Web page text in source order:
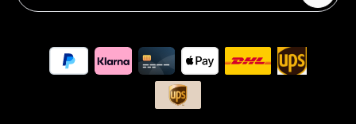
Ich habe die
Datenschutzbestimmungen
zur Kenntnis
genommen und dieAGBgelesen und bin mit ihnen
Pflichtfelder.